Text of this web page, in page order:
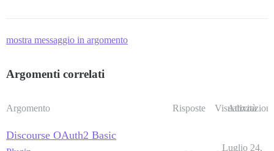
mostra messaggio in argomento
Argomenti correlati
Argomento Risposte Visualizzazioni
Attività
Discourse OAuth2 Basic
Luglio 24,